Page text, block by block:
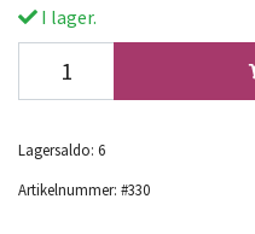
I lager.
Lagersaldo: 6
Artikelnummer: #330